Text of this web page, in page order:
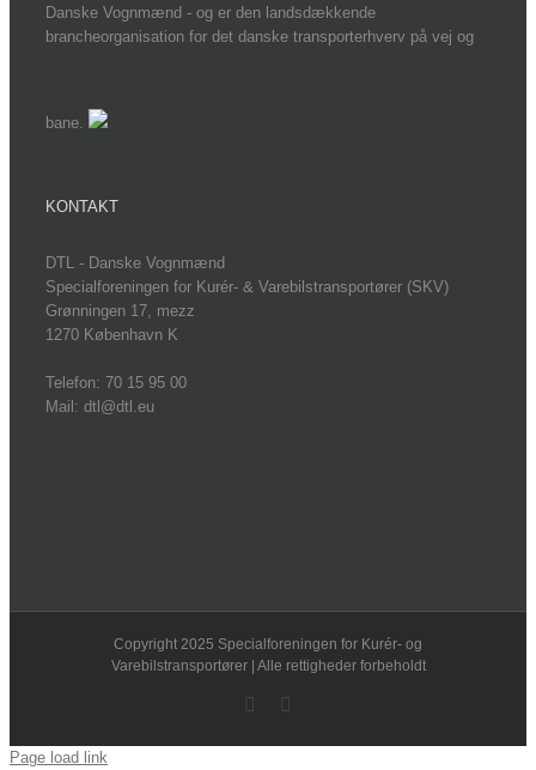
Danske Vognmænd - og er den landsdækkende
brancheorganisation for det danske transporterhverv på vej og
bane.
KONTAKT
DTL - Danske Vognmænd
Specialforeningen for Kurér- & Varebilstransportører (SKV)
Grønningen 17, mezz
1270 København K
Telefon: 70 15 95 00
Mail: dtl@dtl.eu
Copyright 2025 Specialforeningen for Kurér- og
Varebilstransportører | Alle rettigheder forbeholdt
Facebook
Page load link